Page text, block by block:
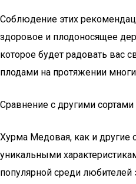
Соблюдение этих
здоровое и плодоносящее
которое будет радовать вас
плодами на протяжении
Сравнение с другими
Хурма Медовая, как и другие
уникальными
популярной среди любителей